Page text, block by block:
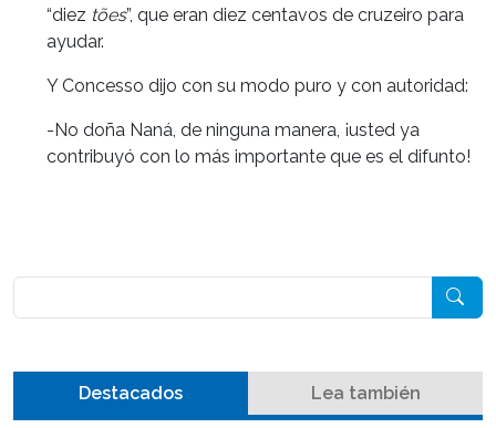
“diez tões”, que eran diez centavos de cruzeiro para
ayudar.
Y Concesso dijo con su modo puro y con autoridad:
-No doña Naná, de ninguna manera, ¡usted ya
contribuyó con lo más importante que es el difunto!
Destacados Lea también